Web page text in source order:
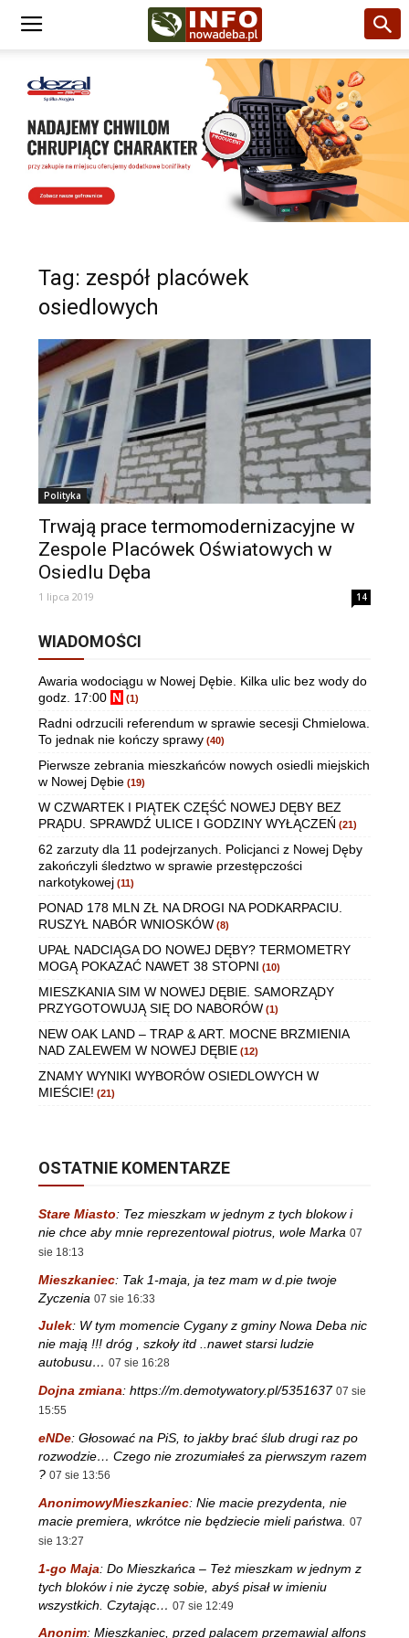
Tag: zespół placówek
osiedlowych
Polityka
Trwają prace termomodernizacyjne w
Zespole Placówek Oświatowych w
Osiedlu Dęba
1 lipca 2019 14
WIADOMOŚCI
Awaria wodociągu w Nowej Dębie. Kilka ulic bez wody do
godz. 17:00 N (1)
Radni odrzucili referendum w sprawie secesji Chmielowa.
To jednak nie kończy sprawy (40)
Pierwsze zebrania mieszkańców nowych osiedli miejskich
w Nowej Dębie (19)
W CZWARTEK I PIĄTEK CZĘŚĆ NOWEJ DĘBY BEZ
PRĄDU. SPRAWDŹ ULICE I GODZINY WYŁĄCZEŃ (21)
62 zarzuty dla 11 podejrzanych. Policjanci z Nowej Dęby
zakończyli śledztwo w sprawie przestępczości
narkotykowej (11)
PONAD 178 MLN ZŁ NA DROGI NA PODKARPACIU.
RUSZYŁ NABÓR WNIOSKÓW (8)
UPAŁ NADCIĄGA DO NOWEJ DĘBY? TERMOMETRY
MOGĄ POKAZAĆ NAWET 38 STOPNI (10)
MIESZKANIA SIM W NOWEJ DĘBIE. SAMORZĄDY
PRZYGOTOWUJĄ SIĘ DO NABORÓW (1)
NEW OAK LAND – TRAP & ART. MOCNE BRZMIENIA
NAD ZALEWEM W NOWEJ DĘBIE (12)
ZNAMY WYNIKI WYBORÓW OSIEDLOWYCH W
MIEŚCIE! (21)
OSTATNIE KOMENTARZE
Stare Miasto: Tez mieszkam w jednym z tych blokow i
nie chce aby mnie reprezentowal piotrus, wole Marka 07
sie 18:13
Mieszkaniec: Tak 1-maja, ja tez mam w d.pie twoje
Zyczenia 07 sie 16:33
Julek: W tym momencie Cygany z gminy Nowa Deba nic
nie mają !!! dróg , szkoły itd ..nawet starsi ludzie
autobusu… 07 sie 16:28
Dojna zmiana: https://m.demotywatory.pl/5351637 07 sie
15:55
eNDe: Głosować na PiS, to jakby brać ślub drugi raz po
rozwodzie… Czego nie zrozumiałeś za pierwszym razem
? 07 sie 13:56
AnonimowyMieszkaniec: Nie macie prezydenta, nie
macie premiera, wkrótce nie będziecie mieli państwa.
07
sie 13:27
1-go Maja: Do Mieszkańca – Też mieszkam w jednym z
tych bloków i nie życzę sobie, abyś pisał w imieniu
wszystkich. Czytając… 07 sie 12:49
Anonim: Mieszkaniec, przed palacem przemawial alfons